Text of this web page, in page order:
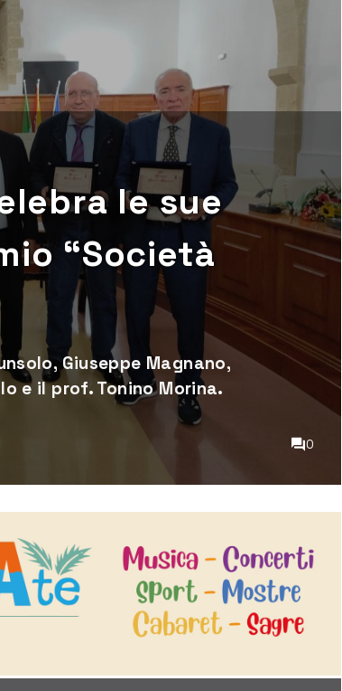
le sue
“Società
Giuseppe Magnano,
e il prof. Tonino Morina.
0